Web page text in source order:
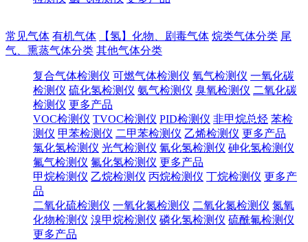
常见气体 有机气体 【氢】化物、剧毒气体 烷类气体分类 尾
气、熏蒸气体分类 其他气体分类
复合气体检测仪 可燃气体检测仪 氧气检测仪 一氧化碳
检测仪 硫化氢检测仪 氨气检测仪 臭氧检测仪 二氧化碳
检测仪 更多产品
VOC检测仪 TVOC检测仪 PID检测仪 非甲烷总烃 苯检
测仪 甲苯检测仪 二甲苯检测仪 乙烯检测仪 更多产品
氯化氢检测仪 光气检测仪 氰化氢检测仪 砷化氢检测仪
氟气检测仪 氟化氢检测仪 更多产品
甲烷检测仪 乙烷检测仪 丙烷检测仪 丁烷检测仪 更多产
品
二氧化硫检测仪 一氧化氮检测仪 二氧化氮检测仪 氮氧
化物检测仪 溴甲烷检测仪 磷化氢检测仪 硫酰氟检测仪
更多产品